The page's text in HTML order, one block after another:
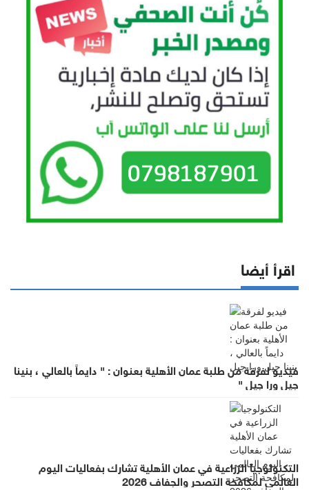
اقرأ أيضا
فيديو لفرقة من طلبة عمان الأهلية بعنوان : " دايماً بالعالي ، بنينا
جيل ورا جيل "
التكنولوجيا الزراعية في عمان الأهلية تشارك بفعاليات اليوم
العالمي لمكافحة التصحر والجفاف 2026